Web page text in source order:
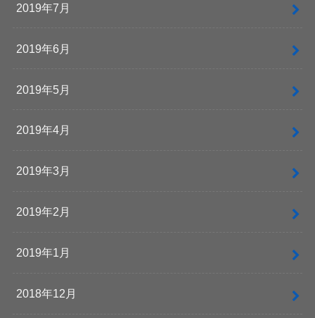
2019年7月
2019年6月
2019年5月
2019年4月
2019年3月
2019年2月
2019年1月
2018年12月